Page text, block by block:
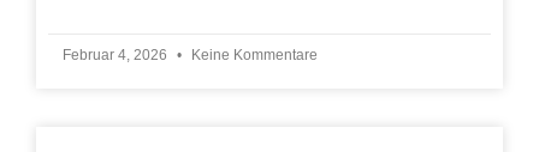
Februar 4, 2026 Keine Kommentare